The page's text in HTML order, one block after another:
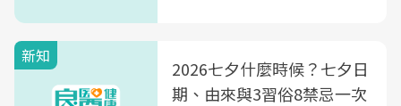
新知
2026七夕什麼時候？七夕日
期、由來與3習俗8禁忌一次